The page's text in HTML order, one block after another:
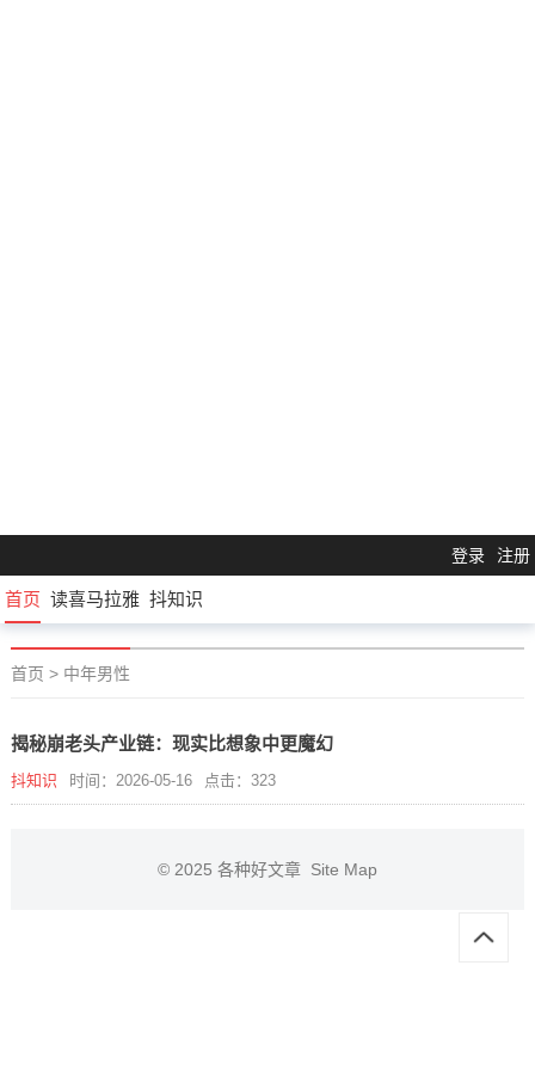
登录 注册
首页 读喜马拉雅 抖知识
首页 > 中年男性
揭秘崩老头产业链：现实比想象中更魔幻
抖知识 时间：2026-05-16 点击：323
© 2025 各种好文章 Site Map